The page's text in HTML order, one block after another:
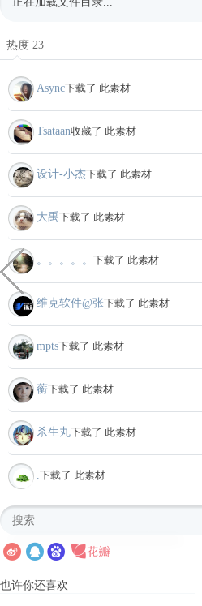
热度 23
Async下载了 此素材
Tsataan收藏了 此素材
设计-小杰下载了 此素材
大禹下载了 此素材
。。。。。 下载了 此素材
维克软件@张下载了 此素材
mpts下载了 此素材
蘅下载了 此素材
杀生丸下载了 此素材
下载了 此素材
也许你还喜欢